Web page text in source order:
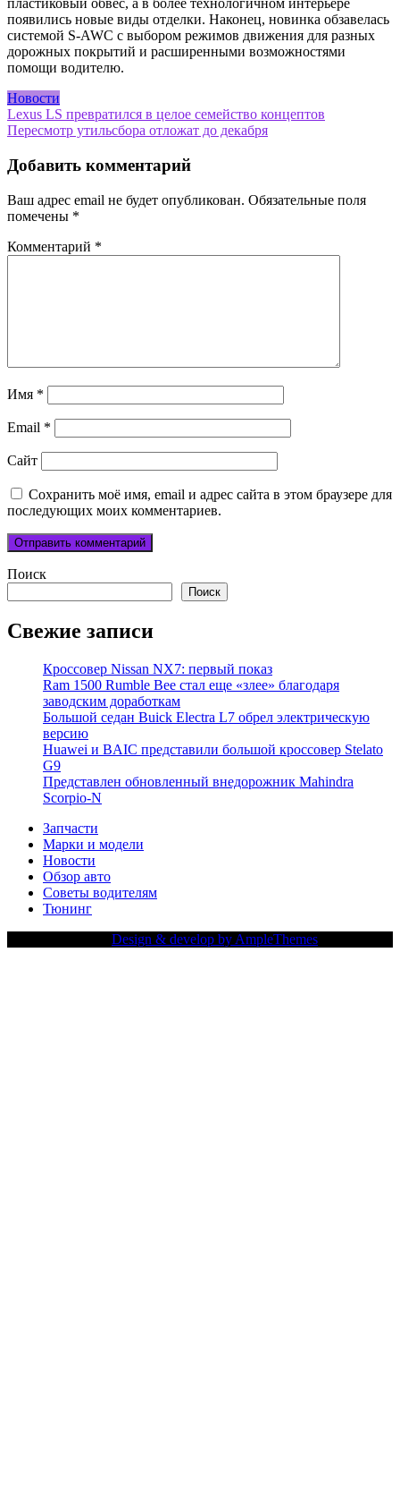
пластиковый обвес, а в более технологичном интерьере
появились новые виды отделки. Наконец, новинка обзавелась
системой S-AWC с выбором режимов движения для разных
дорожных покрытий и расширенными возможностями
помощи водителю.
Новости
Навигация
по
записям
Lexus LS превратился в целое семейство концептов
Пересмотр утильсбора отложат до декабря
Добавить комментарий
Ваш адрес email не будет опубликован. Обязательные поля
помечены *
Комментарий *
Имя *
Email *
Сайт
Сохранить моё имя, email и адрес сайта в этом браузере для
последующих моих комментариев.
Поиск
Поиск
Свежие записи
Кроссовер Nissan NX7: первый показ
Ram 1500 Rumble Bee стал еще «злее» благодаря
заводским доработкам
Большой седан Buick Electra L7 обрел электрическую
версию
Huawei и BAIC представили большой кроссовер Stelato
G9
Представлен обновленный внедорожник Mahindra
Scorpio-N
Запчасти
Марки и модели
Новости
Обзор авто
Советы водителям
Тюнинг
Design & develop by AmpleThemes